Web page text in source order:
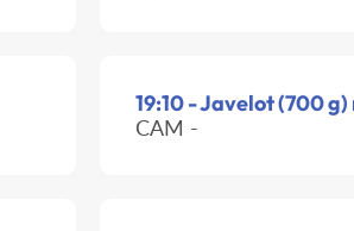
19:10 - Javelot (700 g)
CAM -